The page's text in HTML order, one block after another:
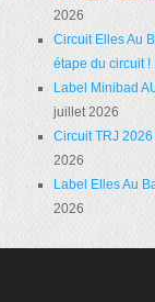
2026
Circuit Elles Au
étape du circuit !
Label Minibad
juillet 2026
Circuit TRJ
2026
Label Elles Au
2026